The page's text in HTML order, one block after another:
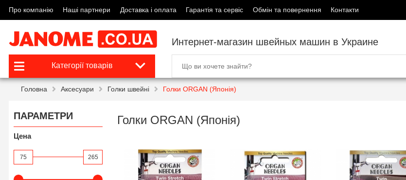
Про компанію Наші партнери Доставка і оплата Гарантія та сервіс Обмін та повернення Контакти
Интернет-магазин швейных машин в Украине
Категорії товарів
Головна Аксесуари Голки швейні Голки ORGAN (Японія)
ПАРАМЕТРИ
Цена
75 265
Голки ORGAN (Японія)